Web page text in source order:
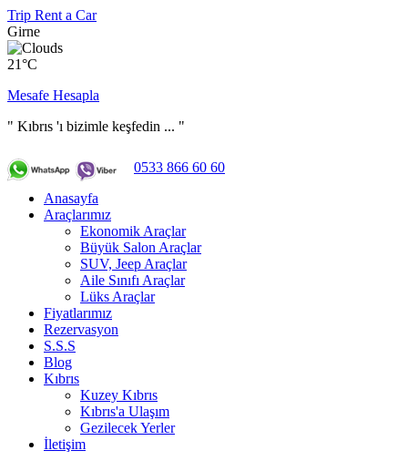
Trip Rent a Car
Girne
21°C
Mesafe Hesapla
" Kıbrıs 'ı bizimle keşfedin ... "
0533 866 60 60
Anasayfa
Araçlarımız
Ekonomik Araçlar
Büyük Salon Araçlar
SUV, Jeep Araçlar
Aile Sınıfı Araçlar
Lüks Araçlar
Fiyatlarımız
Rezervasyon
S.S.S
Blog
Kıbrıs
Kuzey Kıbrıs
Kıbrıs'a Ulaşım
Gezilecek Yerler
İletişim